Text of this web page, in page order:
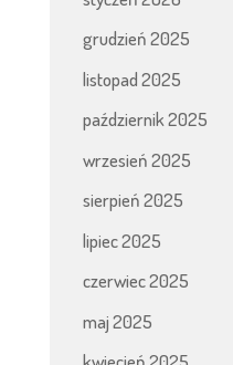
grudzień 2025
listopad 2025
październik 2025
wrzesień 2025
sierpień 2025
lipiec 2025
czerwiec 2025
maj 2025